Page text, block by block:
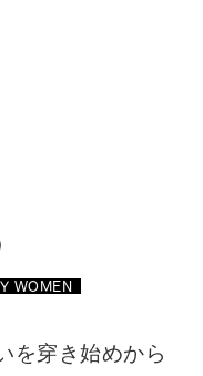
WOMEN
を穿き始めから